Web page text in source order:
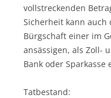
vollstreckenden
Sicherheit kann
Bürgschaft einer im
ansässigen, als Zoll-
Bank oder
Tatbestand: